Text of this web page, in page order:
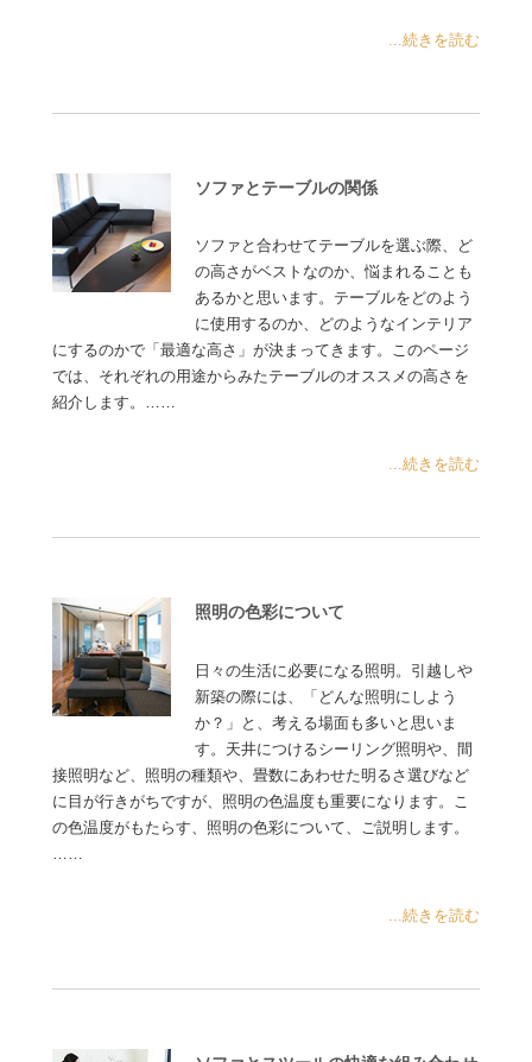
...続きを読む
ソファとテーブルの関係
ソファと合わせてテーブルを選ぶ際、ど
の高さがベストなのか、悩まれることも
あるかと思います。テーブルをどのよう
に使用するのか、どのようなインテリア
にするのかで「最適な高さ」が決まってきます。このページ
では、それぞれの用途からみたテーブルのオススメの高さを
紹介します。……
...続きを読む
照明の色彩について
日々の生活に必要になる照明。引越しや
新築の際には、「どんな照明にしよう
か？」と、考える場面も多いと思いま
す。天井につけるシーリング照明や、間
接照明など、照明の種類や、畳数にあわせた明るさ選びなど
に目が行きがちですが、照明の色温度も重要になります。こ
の色温度がもたらす、照明の色彩について、ご説明します。
...続きを読む